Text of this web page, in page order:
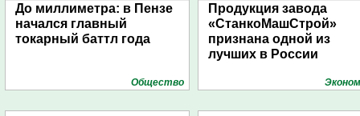
До миллиметра: в Пензе
начался главный
токарный баттл года
Общество
Продукция завода
«СтанкоМашСтрой»
признана одной из
лучших в России